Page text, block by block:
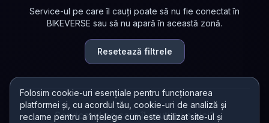
Folosim cookie-uri esențiale pentru funcționarea
platformei și, cu acordul tău, cookie-uri de analiză și
reclame pentru a înțelege cum este utilizat site-ul și
Service-ul pe care îl cauți poate să nu fie conectat în
BIKEVERSE sau să nu apară în această zonă.
Resetează filtrele
Service-ul pe care îl cauți nu e aici?